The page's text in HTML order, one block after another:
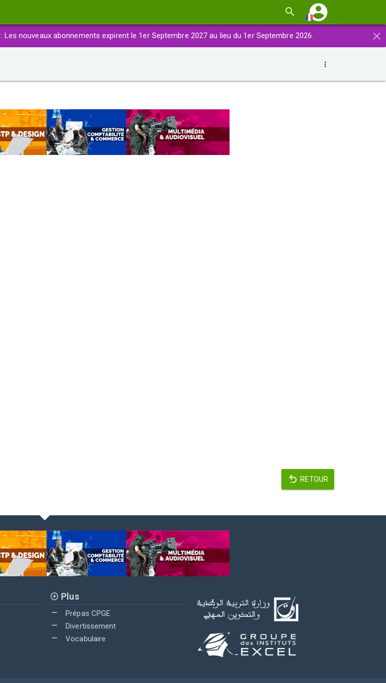
×
: Les nouveaux abonnements expirent le 1er Septembre 2027 au lieu du 1er Septembre 2026.
RETOUR
Plus
Prépas CPGE
Divertissement
Vocabulaire